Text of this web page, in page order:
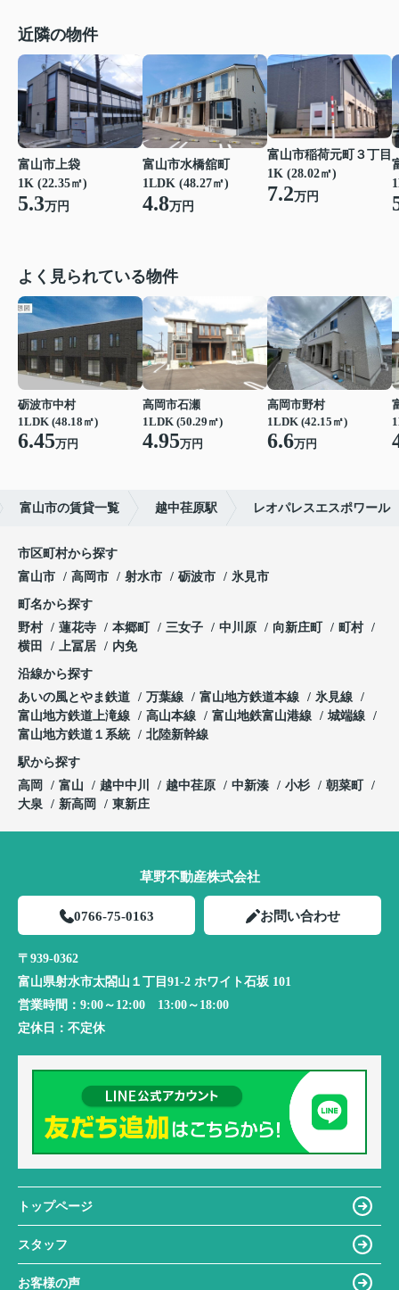
近隣の物件
富山市上袋
1K (22.35㎡)
5.3万円
富山市水橋舘町
1LDK (48.27㎡)
4.8万円
富山市稲荷元町３丁目
1K (28.02㎡)
7.2万円
よく見られている物件
砺波市中村
1LDK (48.18㎡)
6.45万円
高岡市石瀬
1LDK (50.29㎡)
4.95万円
高岡市野村
1LDK (42.15㎡)
6.6万円
富山市の賃貸一覧 越中荏原駅 レオパレスエスポワール
市区町村から探す
富山市
高岡市 射水市 砺波市 氷見市
町名から探す
野村
蓮花寺 本郷町 三女子 中川原 向新庄町
町村
横田
上冨居 内免
沿線から探す
あいの風とやま鉄道
万葉線 富山地方鉄道本線
氷見線
富山地方鉄道上滝線
高山本線 富山地鉄富山港線
城端線
富山地方鉄道１系統
北陸新幹線
駅から探す
高岡
富山 越中中川 越中荏原 中新湊 小杉
朝菜町
大泉
新高岡 東新庄
草野不動産株式会社
0766-75-0163 お問い合わせ
〒939-0362
富山県射水市太閤山１丁目91-2 ホワイト石坂 101
営業時間： 9:00～12:00 13:00～18:00
定休日： 不定休
トップページ
スタッフ
お客様の声